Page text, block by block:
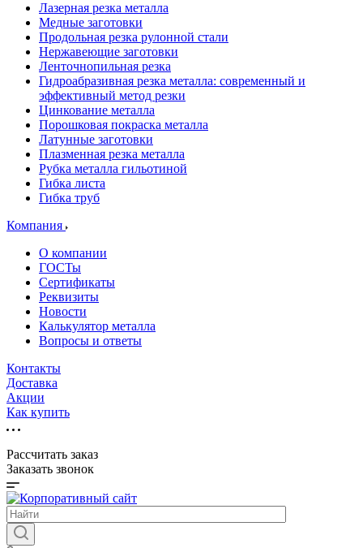
Лазерная резка металла
Медные заготовки
Продольная резка рулонной стали
Нержавеющие заготовки
Ленточнопильная резка
Гидроабразивная резка металла: современный и
эффективный метод резки
Цинкование металла
Порошковая покраска металла
Латунные заготовки
Плазменная резка металла
Рубка металла гильотиной
Гибка листа
Гибка труб
Компания
О компании
ГОСТы
Сертификаты
Реквизиты
Новости
Калькулятор металла
Вопросы и ответы
Контакты
Доставка
Акции
Как купить
Рассчитать заказ
Заказать звонок